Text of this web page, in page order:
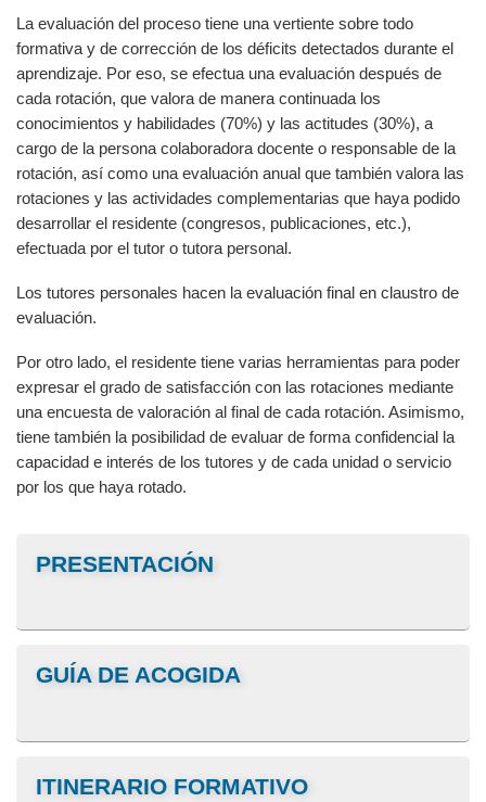
La evaluación del proceso tiene una vertiente sobre todo
formativa y de corrección de los déficits detectados durante el
aprendizaje. Por eso, se efectua una evaluación después de
cada rotación, que valora de manera continuada los
conocimientos y habilidades (70%) y las actitudes (30%), a
cargo de la persona colaboradora docente o responsable de la
rotación, así como una evaluación anual que también valora las
rotaciones y las actividades complementarias que haya podido
desarrollar el residente (congresos, publicaciones, etc.),
efectuada por el tutor o tutora personal.
Los tutores personales hacen la evaluación final en claustro de
evaluación.
Por otro lado, el residente tiene varias herramientas para poder
expresar el grado de satisfacción con las rotaciones mediante
una encuesta de valoración al final de cada rotación. Asimismo,
tiene también la posibilidad de evaluar de forma confidencial la
capacidad e interés de los tutores y de cada unidad o servicio
por los que haya rotado.
PRESENTACIÓN
GUÍA DE ACOGIDA
ITINERARIO FORMATIVO